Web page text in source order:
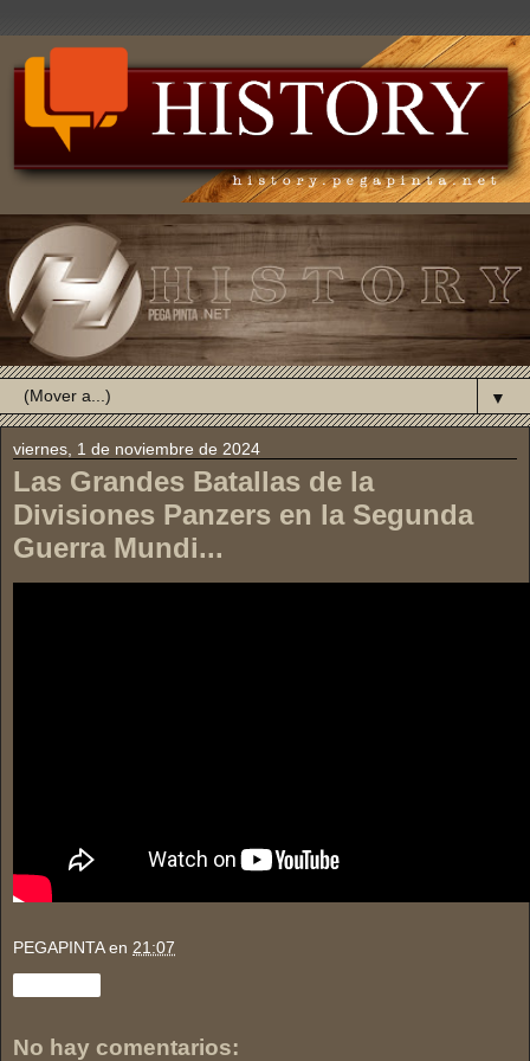
▼
viernes, 1 de noviembre de 2024
Las Grandes Batallas de la
Divisiones Panzers en la Segunda
Guerra Mundi...
PEGAPINTA en 21:07
No hay comentarios: